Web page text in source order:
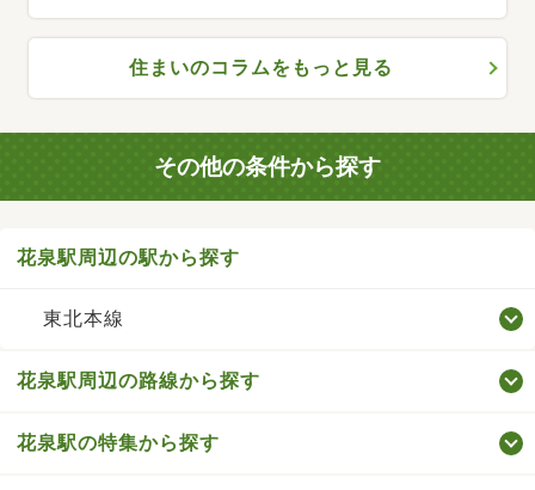
住まいのコラムをもっと見る
その他の条件から探す
花泉駅周辺の駅から探す
東北本線
花泉駅周辺の路線から探す
花泉駅の特集から探す